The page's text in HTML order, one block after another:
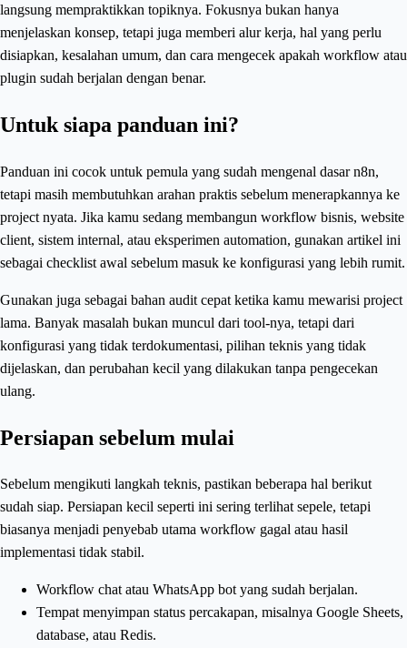
langsung mempraktikkan topiknya. Fokusnya bukan hanya
menjelaskan konsep, tetapi juga memberi alur kerja, hal yang perlu
disiapkan, kesalahan umum, dan cara mengecek apakah workflow atau
plugin sudah berjalan dengan benar.
Untuk siapa panduan ini?
Panduan ini cocok untuk pemula yang sudah mengenal dasar n8n,
tetapi masih membutuhkan arahan praktis sebelum menerapkannya ke
project nyata. Jika kamu sedang membangun workflow bisnis, website
client, sistem internal, atau eksperimen automation, gunakan artikel ini
sebagai checklist awal sebelum masuk ke konfigurasi yang lebih rumit.
Gunakan juga sebagai bahan audit cepat ketika kamu mewarisi project
lama. Banyak masalah bukan muncul dari tool-nya, tetapi dari
konfigurasi yang tidak terdokumentasi, pilihan teknis yang tidak
dijelaskan, dan perubahan kecil yang dilakukan tanpa pengecekan
ulang.
Persiapan sebelum mulai
Sebelum mengikuti langkah teknis, pastikan beberapa hal berikut
sudah siap. Persiapan kecil seperti ini sering terlihat sepele, tetapi
biasanya menjadi penyebab utama workflow gagal atau hasil
implementasi tidak stabil.
Workflow chat atau WhatsApp bot yang sudah berjalan.
Tempat menyimpan status percakapan, misalnya Google Sheets,
database, atau Redis.